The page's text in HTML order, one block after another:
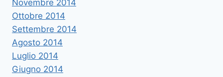
Novembre 2014
Ottobre 2014
Settembre 2014
Agosto 2014
Luglio 2014
Giugno 2014